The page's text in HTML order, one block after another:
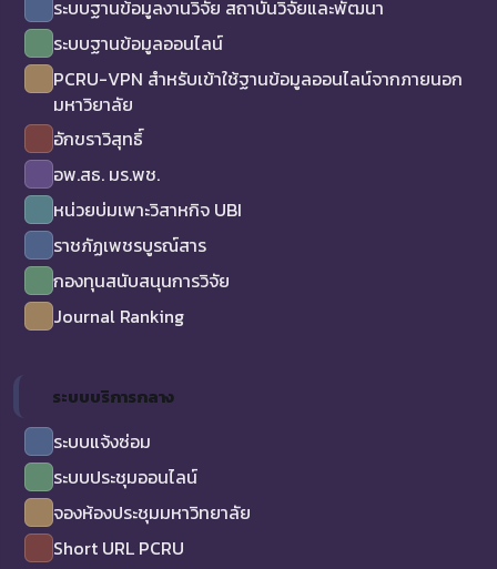
ระบบฐานข้อมูลงานวิจัย สถาบันวิจัยและพัฒนา
ระบบฐานข้อมูลออนไลน์
PCRU-VPN สำหรับเข้าใช้ฐานข้อมูลออนไลน์จากภายนอก
มหาวิยาลัย
อักขราวิสุทธิ์
อพ.สธ. มร.พช.
หน่วยบ่มเพาะวิสาหกิจ UBI
ราชภัฏเพชรบูรณ์สาร
กองทุนสนับสนุนการวิจัย
Journal Ranking
ระบบบริการกลาง
ระบบแจ้งซ่อม
ระบบประชุมออนไลน์
จองห้องประชุมมหาวิทยาลัย
Short URL PCRU